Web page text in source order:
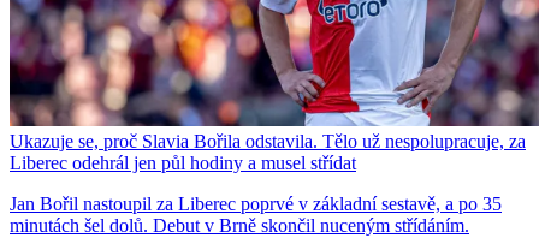
Ukazuje se, proč Slavia Bořila odstavila. Tělo už nespolupracuje, za
Liberec odehrál jen půl hodiny a musel střídat
Jan Bořil nastoupil za Liberec poprvé v základní sestavě, a po 35
minutách šel dolů. Debut v Brně skončil nuceným střídáním.